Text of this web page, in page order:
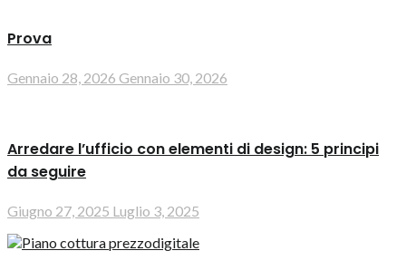
Prova
Gennaio 28, 2026 Gennaio 30, 2026
Arredare l’ufficio con elementi di design: 5 principi
da seguire
Giugno 27, 2025 Luglio 3, 2025